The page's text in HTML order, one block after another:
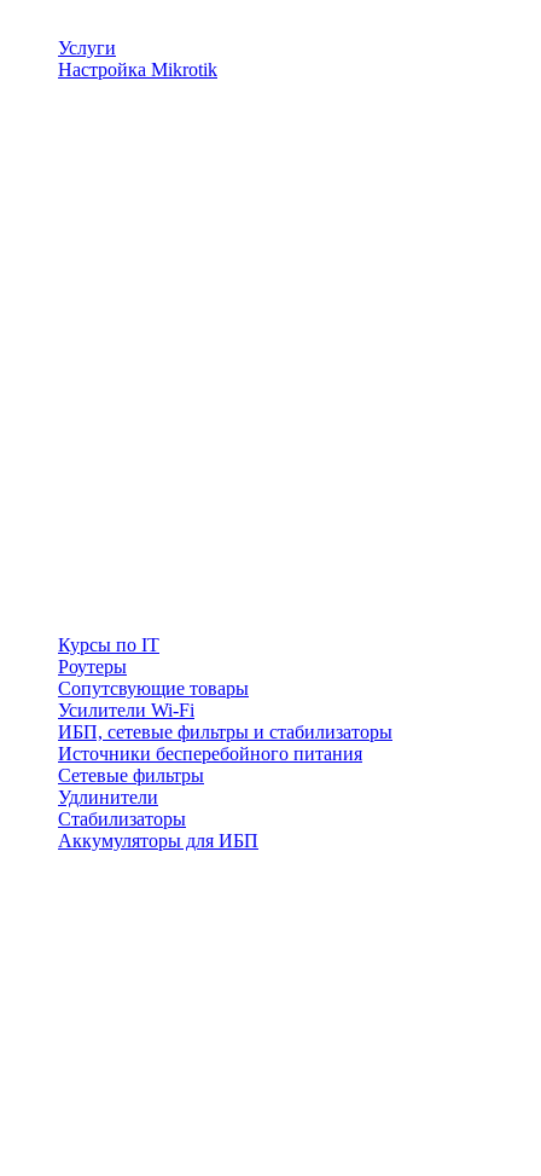
Услуги
Настройка Mikrotik
Курсы по IT
Роутеры
Сопутсвующие товары
Усилители Wi-Fi
ИБП, сетевые фильтры и стабилизаторы
Источники бесперебойного питания
Сетевые фильтры
Удлинители
Стабилизаторы
Аккумуляторы для ИБП